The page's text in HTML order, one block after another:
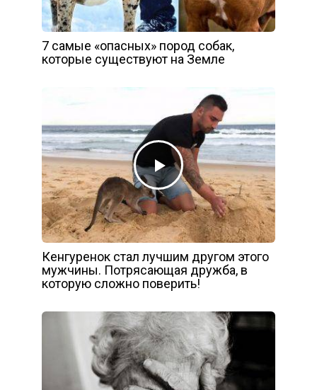
7 самые «опасных» пород собак,
которые существуют на Земле
Кенгуренок стал лучшим другом этого
мужчины. Потрясающая дружба, в
которую сложно поверить!